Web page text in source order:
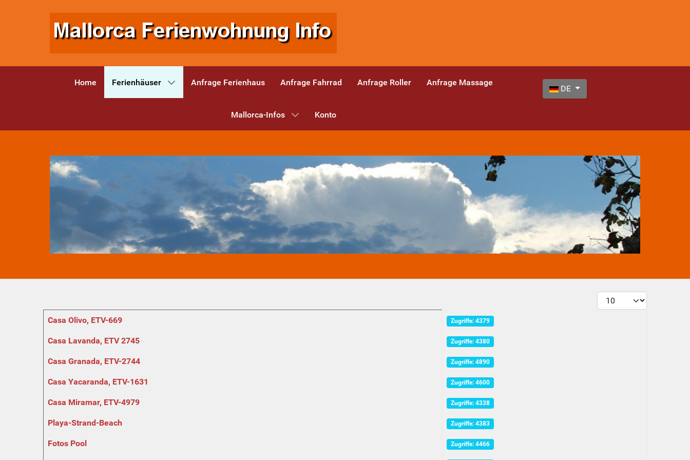
Home Ferienhäuser Anfrage Ferienhaus Anfrage Fahrrad Anfrage Roller Anfrage Massage
Mallorca-Infos Konto
Sprache auswählen
DE
Anzeige #
Beiträge
Titel Zugriffe
Casa Olivo, ETV-669 Zugriffe: 4379
Casa Lavanda, ETV 2745 Zugriffe: 4380
Casa Granada, ETV-2744 Zugriffe: 4890
Casa Yacaranda, ETV-1631 Zugriffe: 4600
Casa Miramar, ETV-4979 Zugriffe: 4338
Playa-Strand-Beach Zugriffe: 4383
Fotos Pool Zugriffe: 4466